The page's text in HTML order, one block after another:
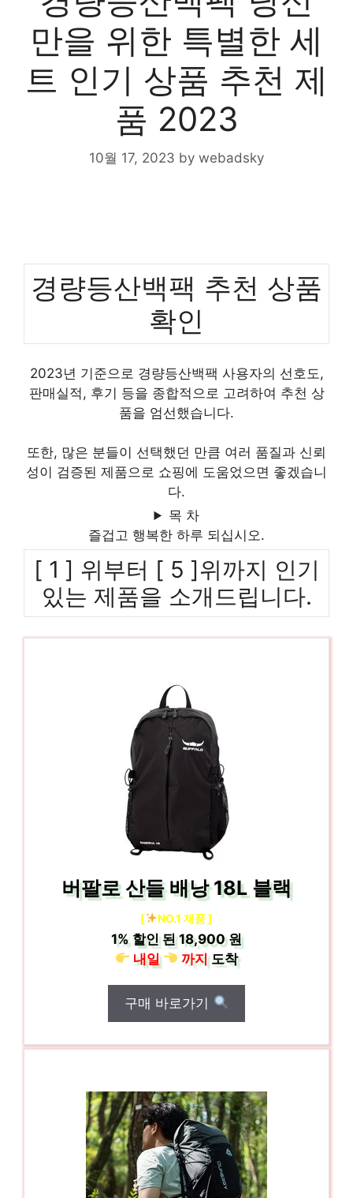
만을 위한 특별한 세
트 인기 상품 추천 제
품 2023
10월 17, 2023 by webadsky
경량등산백팩 추천 상품
확인
2023년 기준으로 경량등산백팩 사용자의 선호도,
판매실적, 후기 등을 종합적으로 고려하여 추천 상
품을 엄선했습니다.
또한, 많은 분들이 선택했던 만큼 여러 품질과 신뢰
성이 검증된 제품으로 쇼핑에 도움었으면 좋겠습니
다.
목 차
즐겁고 행복한 하루 되십시오.
[ 1 ] 위부터 [ 5 ]위까지 인기
있는 제품을 소개드립니다.
버팔로 산들 배낭 18L 블랙
[ NO.1 제품 ]
1% 할인 된18,900 원
내일
까지도착
구매 바로가기